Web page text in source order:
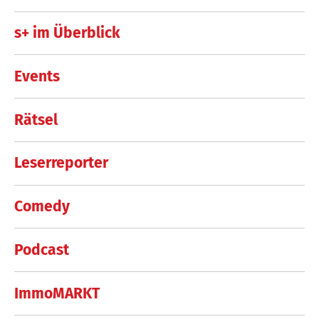
s+ im Überblick
Events
Rätsel
Leserreporter
Comedy
Podcast
ImmoMARKT